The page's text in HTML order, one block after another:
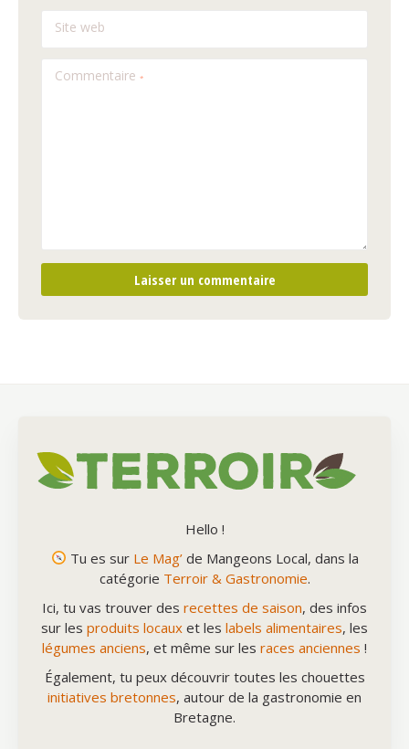
Site web
Commentaire *
Hello !
Tu es sur Le Mag’de Mangeons Local, dans la
catégorie Terroir & Gastronomie.
Ici, tu vas trouver des recettes de saison, des infos
sur les produits locaux et les labels alimentaires, les
légumes anciens, et même sur les races anciennes !
Également, tu peux découvrir toutes les chouettes
initiatives bretonnes, autour de la gastronomie en
Bretagne.